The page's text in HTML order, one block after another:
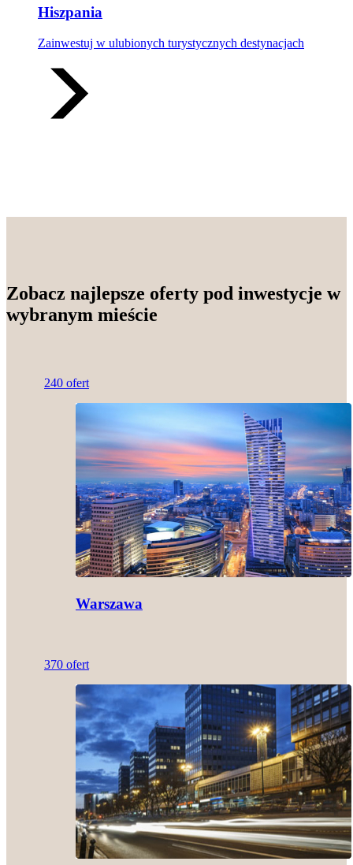
Hiszpania
Zainwestuj w ulubionych turystycznych destynacjach
Zobacz najlepsze oferty pod inwestycje w
wybranym mieście
240 ofert
Warszawa
370 ofert